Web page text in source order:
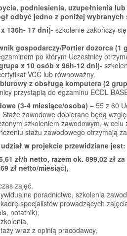
podniesienia, uzupełnienia
odbyć jedno z poniżej
136h- 17 dni)- szkolenie zakończy
gospodarczy/Portier dozorca (1
po którym Uczestnicy
x 10 osób x 96h-12 dni)-
VCC lub równoważny.
z obsługą komputera (2
przystąpią do egzaminu ECDL
(3-4 miesiące/osoba) – 55 z 60
zawodowe dobierane będą
szkoleniem zawodowym, w
stażu zawodowego otrzymają
w projekcie przewidziane jest:
zł/h netto, razem ok. 899,02 zł
zł netto/miesiąc),
zajęć,
poradnictwo, szkolenia
specjalistów prowadzących
notatnik),
wraz z opinią pracodawcy,